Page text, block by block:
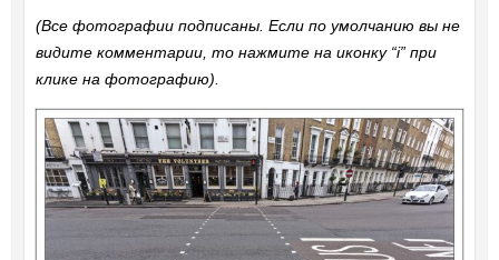
(Все фотографии подписаны. Если по умолчанию вы не
видите комментарии, то нажмите на иконку “i” при
клике на фотографию).